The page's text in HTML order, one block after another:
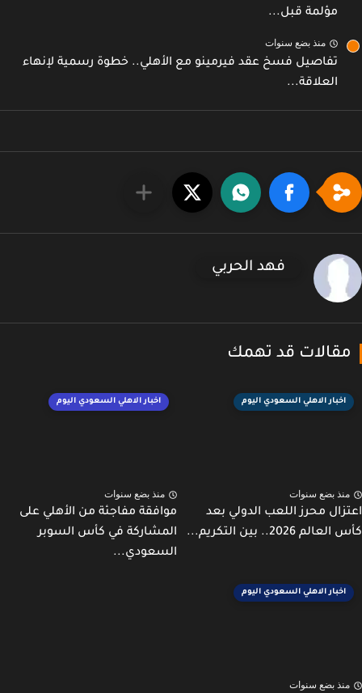
مؤلمة قبل...
منذ بضع سنوات
تفاصيل فسخ عقد فيرمينو مع الأهلي.. خطوة رسمية لإنهاء
العلاقة...
فهد الحربي
قد تهمك
اخبار الاهلي السعودي اليوم
بضع سنوات
محرز اللعب الدولي بعد
2026.. بين التكريم...
اخبار الاهلي السعودي اليوم
منذ بضع سنوات
موافقة مفاجئة من الأهلي على
المشاركة في كأس السوبر
السعودي...
اخبار الاهلي السعودي اليوم
بضع سنوات